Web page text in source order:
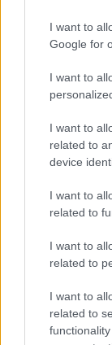
I want to
Google for
I want to
I want to
related to
device
I want to
related to
I want to
related to
I want to
related to
Giornale
Giuliana